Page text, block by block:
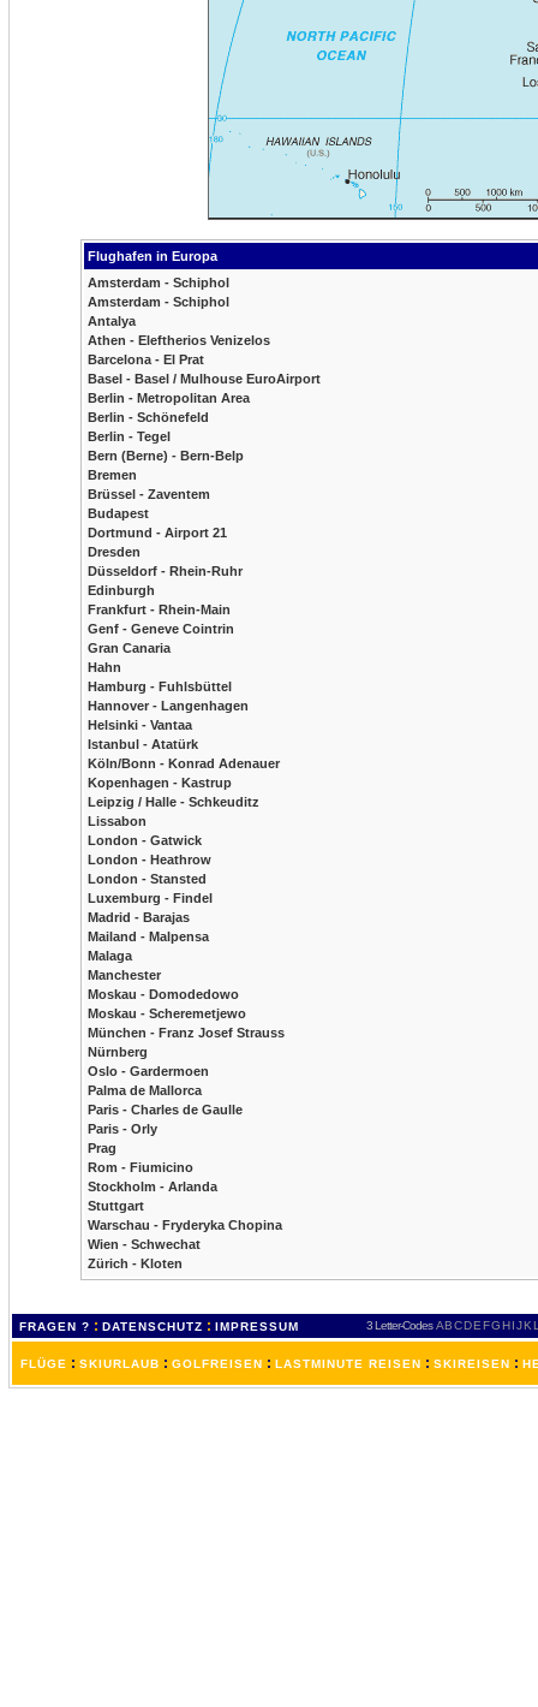
Flughafen in Europa
Amsterdam - Schiphol
Amsterdam - Schiphol
Antalya
Athen - Eleftherios Venizelos
Barcelona - El Prat
Basel - Basel / Mulhouse EuroAirport
Berlin - Metropolitan Area
Berlin - Schönefeld
Berlin - Tegel
Bern (Berne) - Bern-Belp
Bremen
Brüssel - Zaventem
Budapest
Dortmund - Airport 21
Dresden
Düsseldorf - Rhein-Ruhr
Edinburgh
Frankfurt - Rhein-Main
Genf - Geneve Cointrin
Gran Canaria
Hahn
Hamburg - Fuhlsbüttel
Hannover - Langenhagen
Helsinki - Vantaa
Istanbul - Atatürk
Köln/Bonn - Konrad Adenauer
Kopenhagen - Kastrup
Leipzig / Halle - Schkeuditz
Lissabon
London - Gatwick
London - Heathrow
London - Stansted
Luxemburg - Findel
Madrid - Barajas
Mailand - Malpensa
Malaga
Manchester
Moskau - Domodedowo
Moskau - Scheremetjewo
München - Franz Josef Strauss
Nürnberg
Oslo - Gardermoen
Palma de Mallorca
Paris - Charles de Gaulle
Paris - Orly
Prag
Rom - Fiumicino
Stockholm - Arlanda
Stuttgart
Warschau - Fryderyka Chopina
Wien - Schwechat
Zürich - Kloten
FRAGEN ? : DATENSCHUTZ : IMPRESSUM 3 Letter-Codes ABCDEFGH IJKL
FLÜGE : SKIURLAUB : GOLFREISEN : LASTMINUTE REISEN : SKIREISEN :